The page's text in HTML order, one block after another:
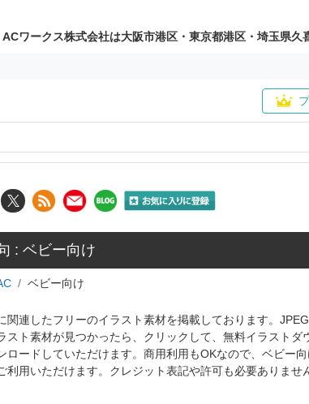
ACワークス株式会社は大阪市港区・東京都港区・埼玉県久
: ベビー向け
ベビー向け
関連したフリーのイラスト素材を掲載しております。
スト素材が見つかったら、クリックして、無料イラスト
ロードしていただけます。商用利用もOKなので、ベビー
利用いただけます。クレジット表記や許可も必要ありませ